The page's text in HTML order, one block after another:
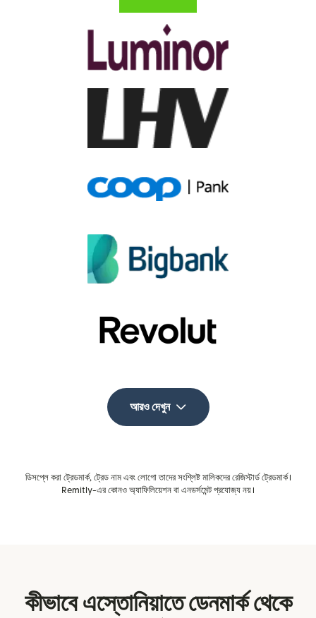
আরও দেখুন
ডিসপ্লে করা ট্রেডমার্ক, ট্রেড নাম এবং লোগো তাদের সংশ্লিষ্ট মালিকদের রেজিস্টার্ড ট্রেডমার্ক।
Remitly-এর কোনও অ্যাফিলিয়েশন বা এনডর্সমেন্ট প্রযোজ্য নয়।
কীভাবে এস্তোনিয়াতে ডেনমার্ক থেকে